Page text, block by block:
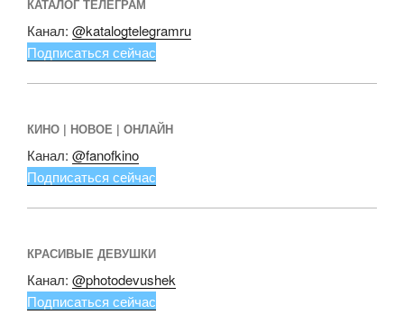
КАТАЛОГ ТЕЛЕГРАМ
Канал: @katalogtelegramru
Подписаться сейчас
КИНО | НОВОЕ | ОНЛАЙН
Канал: @fanofkino
Подписаться сейчас
КРАСИВЫЕ ДЕВУШКИ
Канал: @photodevushek
Подписаться сейчас